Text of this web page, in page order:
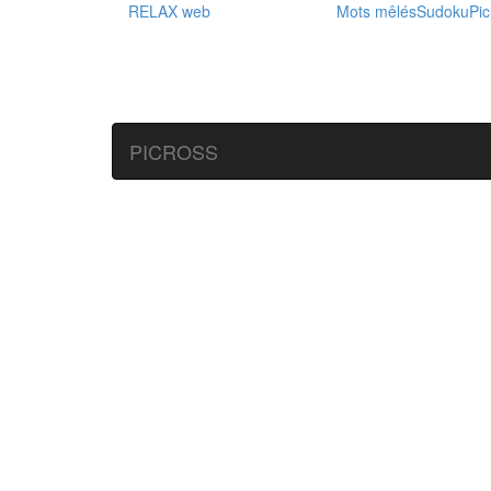
RELAX web Mots mêlésSudoku
PICROSS